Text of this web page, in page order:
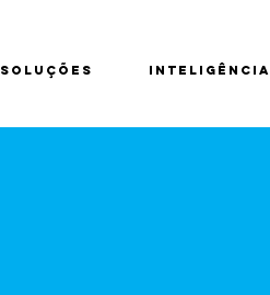
SOLUÇÕES INTELIGÊNCIA